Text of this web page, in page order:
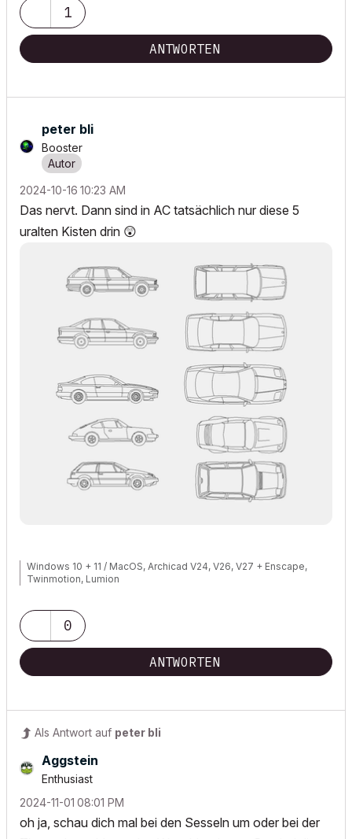
1
ANTWORTEN
peter bli
Booster
‎2024-10-16 10:23 AM
Das nervt. Dann sind in AC tatsächlich nur diese 5
uralten Kisten drin 😲
Windows 10 + 11 / MacOS, Archicad V24, V26, V27 + Enscape,
Twinmotion, Lumion
0
ANTWORTEN
Als Antwort auf peter bli
Aggstein
Enthusiast
‎2024-11-01 08:01 PM
oh ja, schau dich mal bei den Sesseln um oder bei der